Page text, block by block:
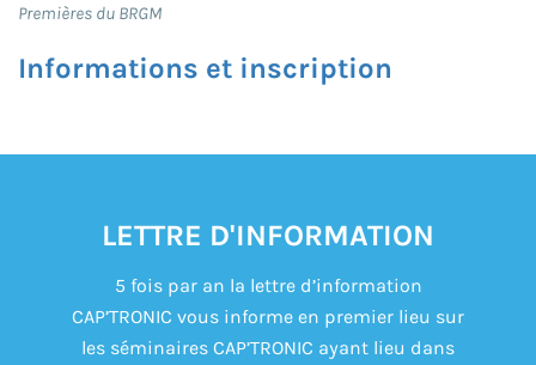
Premières du BRGM
Informations et inscription
LETTRE D'INFORMATION
5 fois par an la lettre d’information
CAP’TRONIC vous informe en premier lieu sur
les séminaires CAP’TRONIC ayant lieu dans